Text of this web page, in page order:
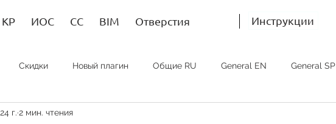
КР ИОС СС BIM Отверстия Инструкции
Скидки Новый плагин Общие RU General EN General SP
Bim RU Bim EN
г. 2 мин. чтения